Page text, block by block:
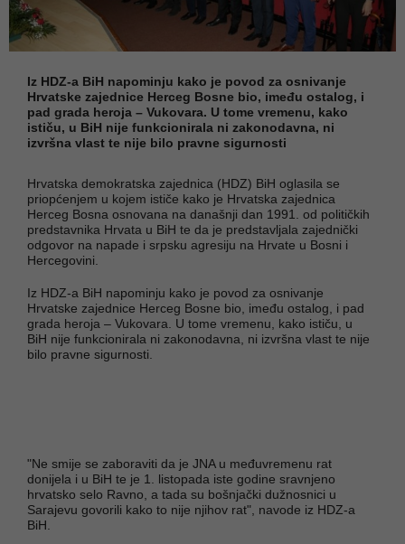
Iz HDZ-a BiH napominju kako je povod za osnivanje
Hrvatske zajednice Herceg Bosne bio, imeđu ostalog, i
pad grada heroja – Vukovara. U tome vremenu, kako
ističu, u BiH nije funkcionirala ni zakonodavna, ni
izvršna vlast te nije bilo pravne sigurnosti
Hrvatska demokratska zajednica (HDZ) BiH oglasila se
priopćenjem u kojem ističe kako je Hrvatska zajednica
Herceg Bosna osnovana na današnji dan 1991. od političkih
predstavnika Hrvata u BiH te da je predstavljala zajednički
odgovor na napade i srpsku agresiju na Hrvate u Bosni i
Hercegovini.
Iz HDZ-a BiH napominju kako je povod za osnivanje
Hrvatske zajednice Herceg Bosne bio, imeđu ostalog, i pad
grada heroja – Vukovara. U tome vremenu, kako ističu, u
BiH nije funkcionirala ni zakonodavna, ni izvršna vlast te nije
bilo pravne sigurnosti.
"Ne smije se zaboraviti da je JNA u međuvremenu rat
donijela i u BiH te je 1. listopada iste godine sravnjeno
hrvatsko selo Ravno, a tada su bošnjački dužnosnici u
Sarajevu govorili kako to nije njihov rat", navode iz HDZ-a
BiH.